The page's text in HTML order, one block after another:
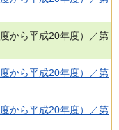
から平成20年度）／第
から平成20年度）／第
から平成20年度）／第